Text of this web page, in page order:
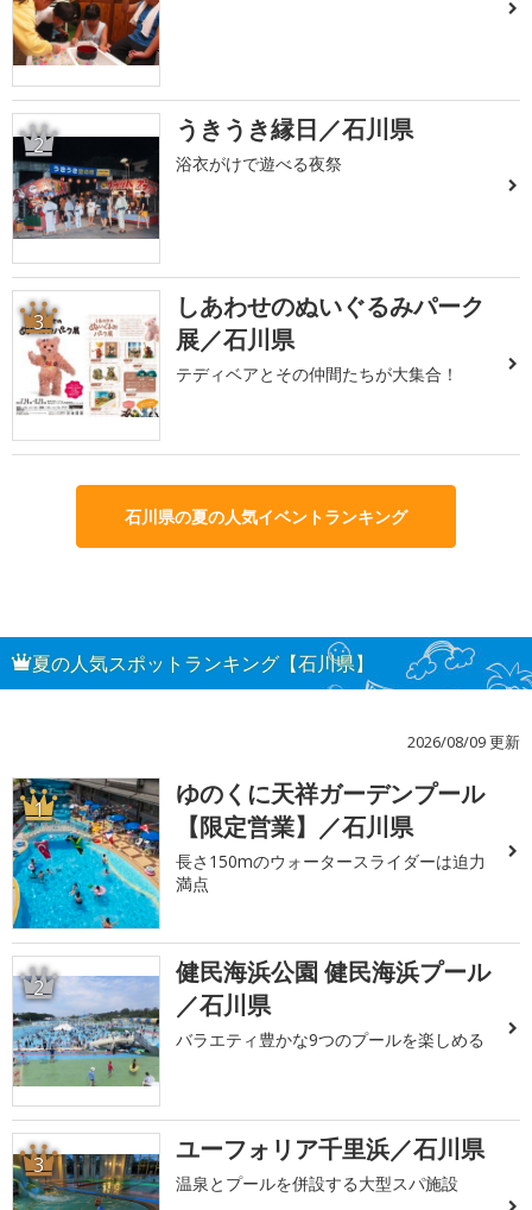
2 うきうき縁日／石川県
浴衣がけで遊べる夜祭
3
しあわせのぬいぐるみパーク
展／石川県
テディベアとその仲間たちが大集合！
石川県の夏の人気イベントランキング
夏の人気スポットランキング【石川県】
2026/08/09 更新
1
ゆのくに天祥ガーデンプール
【限定営業】／石川県
長さ150mのウォータースライダーは迫力
満点
2
健民海浜公園 健民海浜プール
／石川県
バラエティ豊かな9つのプールを楽しめる
3 ユーフォリア千里浜／石川県
温泉とプールを併設する大型スパ施設